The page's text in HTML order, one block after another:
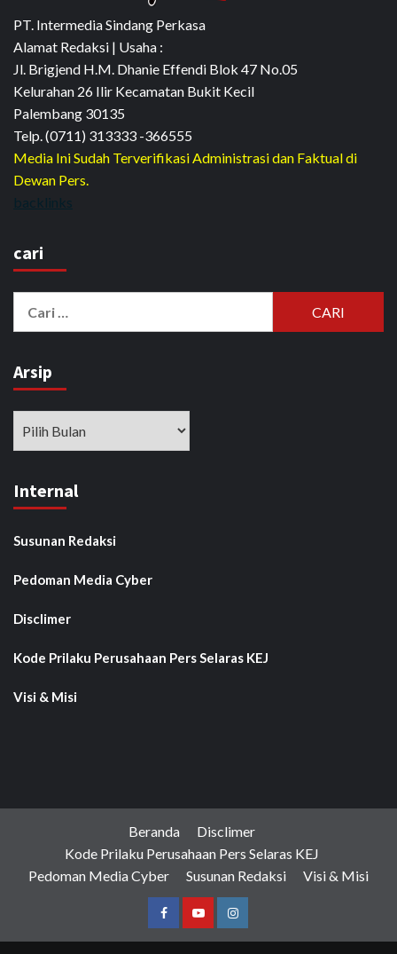
PT. Intermedia Sindang Perkasa
Alamat Redaksi | Usaha :
Jl. Brigjend H.M. Dhanie Effendi Blok 47 No.05
Kelurahan 26 Ilir Kecamatan Bukit Kecil
Palembang 30135
Telp. (0711) 313333 -366555
Media Ini Sudah Terverifikasi Administrasi dan Faktual di
Dewan Pers.
backlinks
cari
Arsip
Internal
Susunan Redaksi
Pedoman Media Cyber
Disclimer
Kode Prilaku Perusahaan Pers Selaras KEJ
Visi & Misi
Beranda
Disclimer
Kode Prilaku Perusahaan Pers Selaras KEJ
Pedoman Media Cyber
Susunan Redaksi Visi & Misi
FacebookYoutubeInstagram